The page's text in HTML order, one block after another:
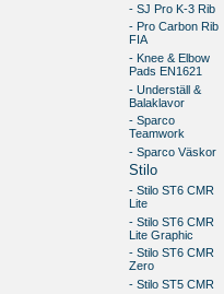
- SJ Pro K-3 Rib
- Pro Carbon Rib
FIA
- Knee & Elbow
Pads EN1621
- Underställ &
Balaklavor
- Sparco
Teamwork
- Sparco Väskor
Stilo
- Stilo ST6 CMR
Lite
- Stilo ST6 CMR
Lite Graphic
- Stilo ST6 CMR
Zero
- Stilo ST5 CMR